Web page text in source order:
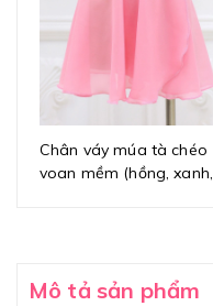
Chân váy múa tà chéo
voan mềm (hồng, xanh,
Mô tả sản phẩm